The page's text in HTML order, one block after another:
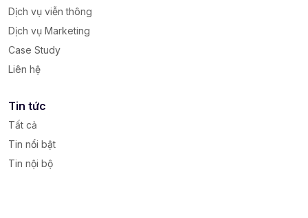
Dịch vụ viễn thông
Dịch vụ Marketing
Case Study
Liên hệ
Tin tức
Tất cả
Tin nổi bật
Tin nội bộ